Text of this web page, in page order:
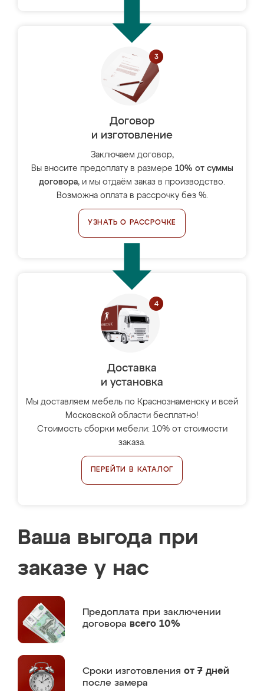
Договор
и изготовление
Заключаем договор,
Вы вносите предоплату в размере 10% от суммы
договора, и мы отдаём заказ в производство.
Возможна оплата в рассрочку без %.
УЗНАТЬ О РАССРОЧКЕ
Доставка
и установка
Мы доставляем мебель по Краснознаменску и всей
Московской области бесплатно!
Стоимость сборки мебели: 10% от стоимости
заказа.
ПЕРЕЙТИ В КАТАЛОГ
Ваша выгода при
заказе у нас
Предоплата при заключении
договора всего 10%
Сроки изготовления от 7 дней
после замера